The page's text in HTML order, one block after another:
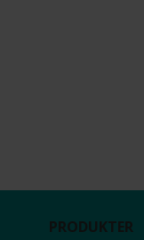
PRODUKTER